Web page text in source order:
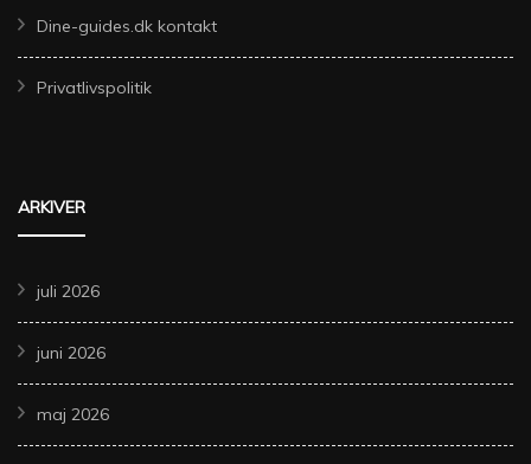
Dine-guides.dk kontakt
Privatlivspolitik
ARKIVER
juli 2026
juni 2026
maj 2026